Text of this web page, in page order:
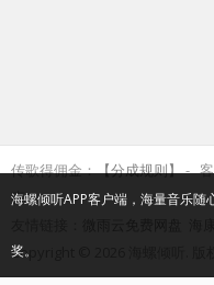
传歌得佣金：【分成规则】 客
爽
Copyright © 2026 海螺倾听.
海螺倾听APP客户端，海量音乐
奖。